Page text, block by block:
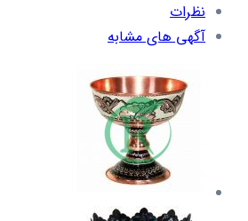
نظرات
آگهی های مشابه